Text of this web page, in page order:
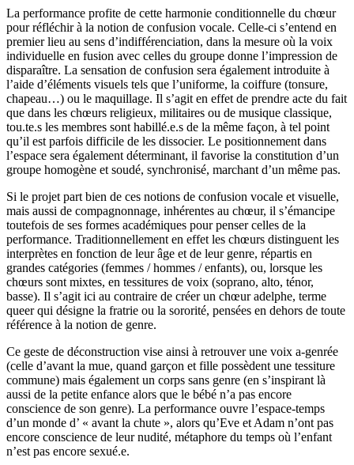
La performance profite de cette harmonie conditionnelle du chœur
pour réfléchir à la notion de confusion vocale. Celle-ci s’entend en
premier lieu au sens d’indifférenciation, dans la mesure où la voix
individuelle en fusion avec celles du groupe donne l’impression de
disparaître. La sensation de confusion sera également introduite à
l’aide d’éléments visuels tels que l’uniforme, la coiffure (tonsure,
chapeau…) ou le maquillage. Il s’agit en effet de prendre acte du fait
que dans les chœurs religieux, militaires ou de musique classique,
tou.te.s les membres sont habillé.e.s de la même façon, à tel point
qu’il est parfois difficile de les dissocier. Le positionnement dans
l’espace sera également déterminant, il favorise la constitution d’un
groupe homogène et soudé, synchronisé, marchant d’un même pas.
Si le projet part bien de ces notions de confusion vocale et visuelle,
mais aussi de compagnonnage, inhérentes au chœur, il s’émancipe
toutefois de ses formes académiques pour penser celles de la
performance. Traditionnellement en effet les chœurs distinguent les
interprètes en fonction de leur âge et de leur genre, répartis en
grandes catégories (femmes / hommes / enfants), ou, lorsque les
chœurs sont mixtes, en tessitures de voix (soprano, alto, ténor,
basse). Il s’agit ici au contraire de créer un chœur adelphe, terme
queer qui désigne la fratrie ou la sororité, pensées en dehors de toute
référence à la notion de genre.
Ce geste de déconstruction vise ainsi à retrouver une voix a-genrée
(celle d’avant la mue, quand garçon et fille possèdent une tessiture
commune) mais également un corps sans genre (en s’inspirant là
aussi de la petite enfance alors que le bébé n’a pas encore
conscience de son genre). La performance ouvre l’espace-temps
d’un monde d’ « avant la chute », alors qu’Eve et Adam n’ont pas
encore conscience de leur nudité, métaphore du temps où l’enfant
n’est pas encore sexué.e.